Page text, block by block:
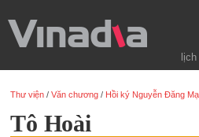
Thư viện /Văn chương / Hồi ký Nguyễn Đăng
Tô Hoài